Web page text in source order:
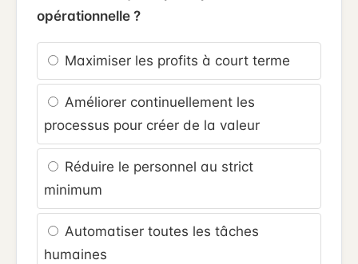
opérationnelle ?
Maximiser les profits à court terme
Améliorer continuellement les
processus pour créer de la valeur
Réduire le personnel au strict
minimum
Automatiser toutes les tâches
humaines